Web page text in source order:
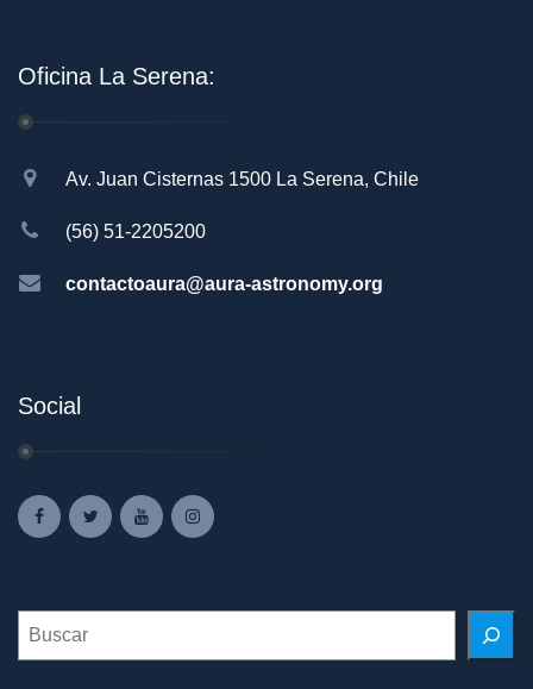
Oficina La Serena:
Av. Juan Cisternas 1500 La Serena, Chile
(56) 51-2205200
contactoaura@aura-astronomy.org
Social
Search